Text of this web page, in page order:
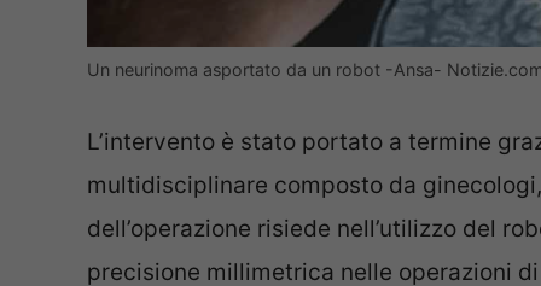
Un neurinoma asportato da un robot -Ansa- Notizie.com
L’intervento è stato portato a termine
multidisciplinare composto da
dell’operazione risiede nell’utilizzo del
precisione millimetrica nelle operazioni